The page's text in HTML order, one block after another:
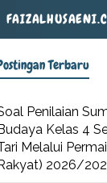
Terbaru
Penilaian
Kelas 4
Melalui
2026/